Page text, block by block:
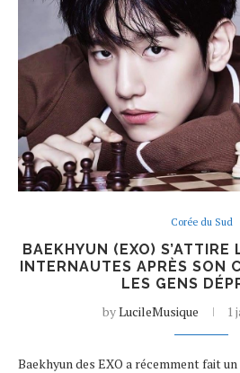
Corée du Sud
BAEKHYUN (EXO) S’ATTIRE
INTERNAUTES APRÈS SON
LES GENS
byLucileMusique 1
Baekhyun des EXO a récemment fait